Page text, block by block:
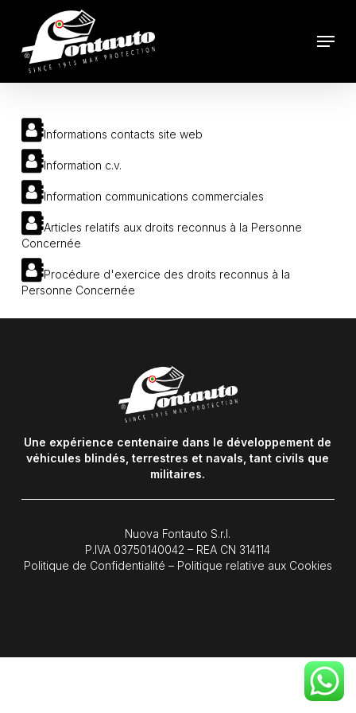
content
Menu
Informations contacts site web
Information c.v.
Information communications commerciales
Articles relatifs aux droits reconnus à la Personne
Concernée
Procédure d'exercice des droits reconnus à la
Personne Concernée
Une expérience centenaire dans le développement de
véhicules blindés, terrestres et navals, tant civils que
militaires.
Nuova Fontauto S.r.l.
P.IVA 03750140042 – REA CN 314114
Politique de Confidentialité – Politique relative aux Cookies